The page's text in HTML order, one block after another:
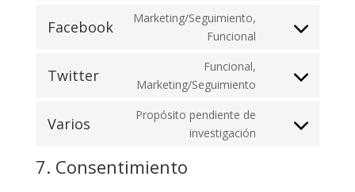
recaptcha
service
Facebook
Marketing/Seguimiento,
Funcional
Consent
service
Twitter
Funcional,
Marketing/Seguimiento
Consent
service
Varios
Propósito pendiente de
investigación
Consent
7. Consentimiento